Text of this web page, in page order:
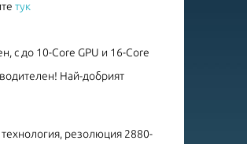
тук
с до 10-Core GPU и 16-Core
Най-добрият
технология, резолюция 2880-